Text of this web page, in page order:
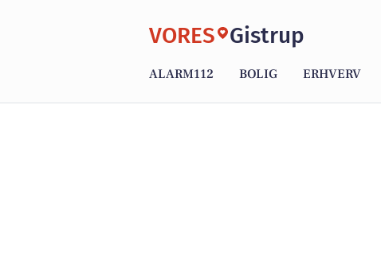
VORES Gistrup
ALARM112 BOLIG ERHVERV